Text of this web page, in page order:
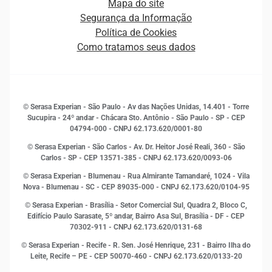
Empreendedorismo
Estudos e Pesquisas
Inovação e Tecnologia
Leis e impostos
Marketing
Open Finance
Proteção de Dados
Sustentabilidade Corporativa
Sala de Imprensa
Mapa do site
Segurança da Informação
Política de Cookies
Como tratamos seus dados
© Serasa Experian - São Paulo - Av das Nações Unidas, 14.401 - Torre
Sucupira - 24º andar - Chácara Sto. Antônio - São Paulo - SP - CEP
04794-000 - CNPJ 62.173.620/0001-80
© Serasa Experian - São Carlos - Av. Dr. Heitor José Reali, 360 - São
Carlos - SP - CEP 13571-385 - CNPJ 62.173.620/0093-06
© Serasa Experian - Blumenau - Rua Almirante Tamandaré, 1024 - Vila
Nova - Blumenau - SC - CEP 89035-000 - CNPJ 62.173.620/0104-95
© Serasa Experian - Brasília - Setor Comercial Sul, Quadra 2, Bloco C,
Edifício Paulo Sarasate, 5º andar, Bairro Asa Sul, Brasília - DF - CEP
70302-911 - CNPJ 62.173.620/0131-68
© Serasa Experian - Recife - R. Sen. José Henrique, 231 - Bairro Ilha do
Leite, Recife – PE - CEP 50070-460 - CNPJ 62.173.620/0133-20